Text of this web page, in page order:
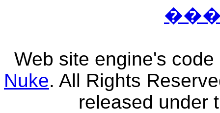
Web site engine's
Nuke. All Rights
released under